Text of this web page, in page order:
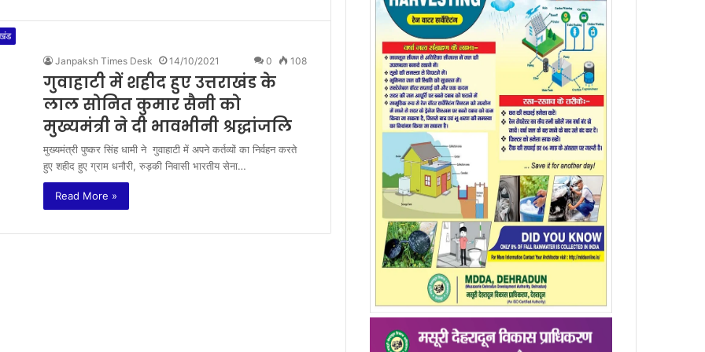
Janpaksh Times Desk 14/10/2021 0 108
गुवाहाटी में शहीद हुए उत्तराखंड के
लाल सोनित कुमार सैनी को
मुख्यमंत्री ने दी भावभीनी श्रद्धांजलि
मुख्यमंत्री पुष्कर सिंह धामी ने गुवाहाटी में अपने कर्तव्यों का निर्वहन करते
हुए शहीद हुए ग्राम धनौरी, रुड़की निवासी भारतीय सेना…
Read More »